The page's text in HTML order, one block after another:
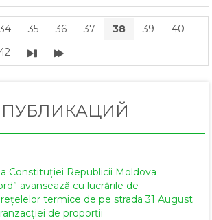
34 35 36 37 38 39
40
Constituției Republicii Moldova
avansează cu lucrările de
termice de pe strada 31 August
de proporții